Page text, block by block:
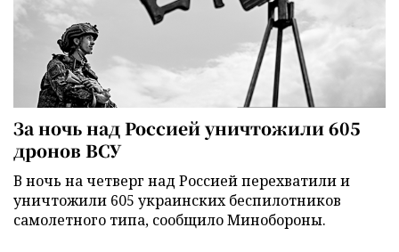
За ночь над Россией уничтожили 605
дронов ВСУ
В ночь на четверг над Россией перехватили и
уничтожили 605 украинских беспилотников
самолетного типа, сообщило Минобороны.